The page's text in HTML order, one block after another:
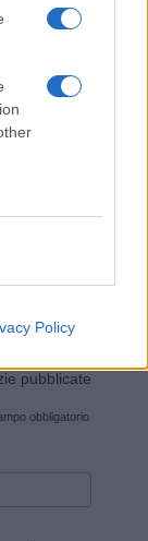
Policy
pubblicate
obbligatorio